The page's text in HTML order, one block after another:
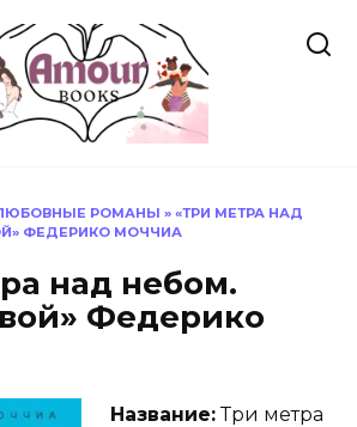
РОМАНЫ » «ТРИ МЕТРА НАД
ФЕДЕРИКО МОЧЧИА
над небом.
Федерико
Название:Три метра